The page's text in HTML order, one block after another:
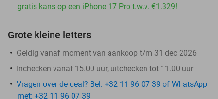
gratis kans op een iPhone 17 Pro t.w.v. €1.329!
Grote kleine letters
Geldig vanaf moment van aankoop t/m 31 dec 2026
Inchecken vanaf 15.00 uur, uitchecken tot 11.00 uur
Vragen over de deal? Bel: +32 11 96 07 39 of WhatsApp
met: +32 11 96 07 39